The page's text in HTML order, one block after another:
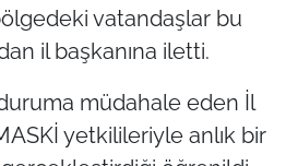
vatandaşlar bu
il başkanına iletti.
müdahale eden İl
yetkilileriyle anlık bir